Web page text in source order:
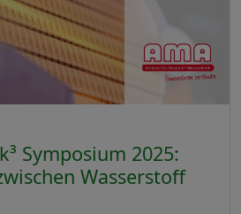
Symposium 2025:
Wasserstoff